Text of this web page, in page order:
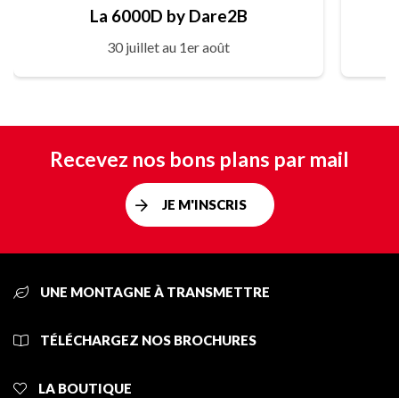
La 6000D by Dare2B
30 juillet au 1er août
Recevez nos bons plans par mail
JE M'INSCRIS
UNE MONTAGNE À TRANSMETTRE
TÉLÉCHARGEZ NOS BROCHURES
LA BOUTIQUE